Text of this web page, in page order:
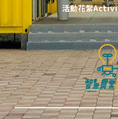
活動花絮